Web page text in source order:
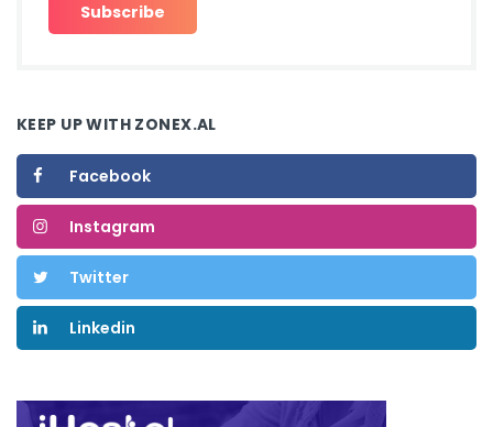
KEEP UP WITH ZONEX.AL
Facebook
Instagram
Twitter
Linkedin